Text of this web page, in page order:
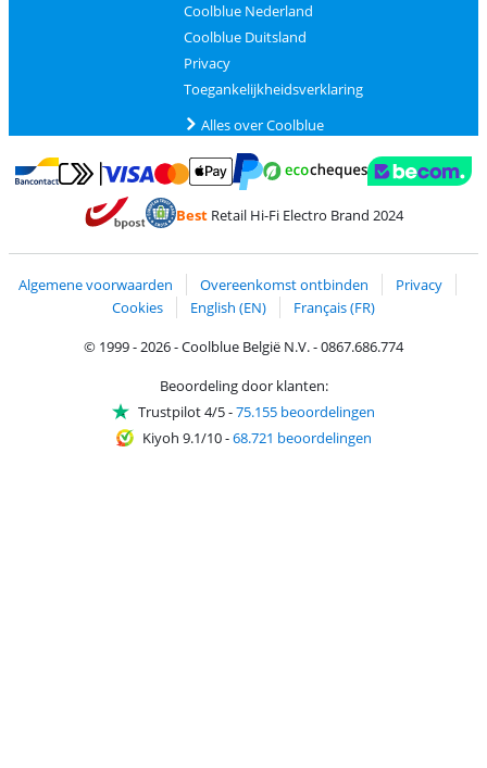
Coolblue Nederland
Coolblue Duitsland
Privacy
Toegankelijkheidsverklaring
Alles over Coolblue
Betalen met Bancontact
Betalen met MasterCard en Visa via ClickToPay
Betalen met PayPal
BestRetail Hi-Fi Electro Brand 2024
Algemene voorwaarden Overeenkomst ontbinden
Privacy
Cookies
English (EN)
Français (FR)
© 1999 - 2026 - Coolblue België N.V. - 0867.686.774
Beoordeling door klanten:
Trustpilot 4/5-75.155 beoordelingen
Kiyoh 9.1/10-68.721 beoordelingen